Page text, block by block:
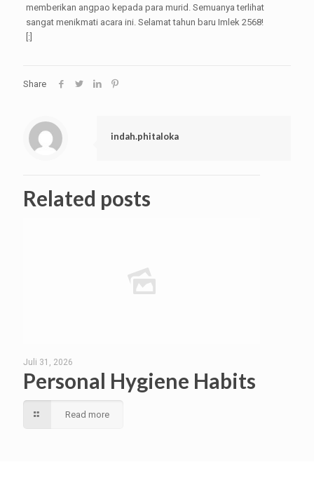
memberikan angpao kepada para murid. Semuanya terlihat
sangat menikmati acara ini. Selamat tahun baru Imlek 2568!
[:]
Share
indah.phitaloka
Related posts
Juli 31, 2026
Personal Hygiene Habits
Read more